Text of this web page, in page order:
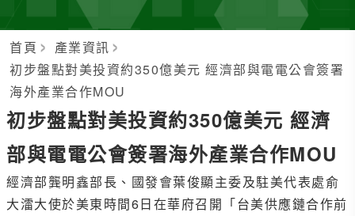
首頁
產業資訊
初步盤點對美投資約350億美元 經濟部與電電公會簽署
海外產業合作MOU
初步盤點對美投資約350億美元 經濟
部與電電公會簽署海外產業合作MOU
經濟部龔明鑫部長、國發會葉俊顯主委及駐美代表處俞
大㵢大使於美東時間6日在華府召開「台美供應鏈合作前